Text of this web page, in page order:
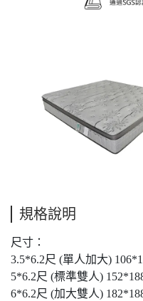
規格說明
尺寸：
3.5*6.2尺 (單人加大)
5*6.2尺 (標準雙人)
6*6.2尺 (加大雙人)